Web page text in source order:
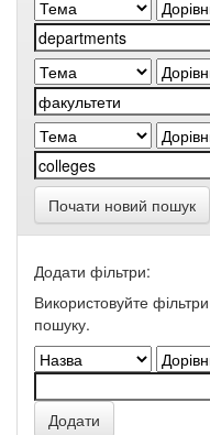
Почати новий пошук
Додати фільтри:
Використовуйте
пошуку.